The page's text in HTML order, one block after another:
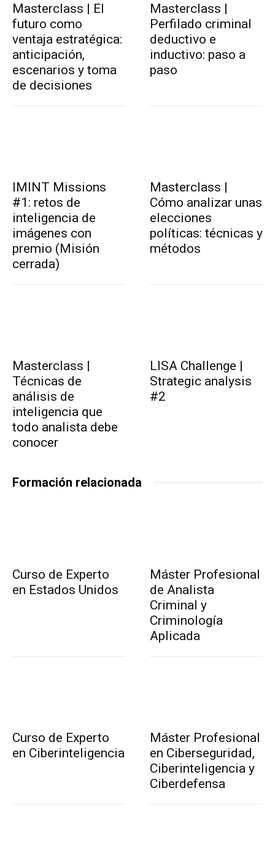
Masterclass | El
futuro como
ventaja estratégica:
anticipación,
escenarios y toma
de decisiones
Masterclass |
Perfilado criminal
deductivo e
inductivo: paso a
paso
IMINT Missions
#1: retos de
inteligencia de
imágenes con
premio (Misión
cerrada)
Masterclass |
Cómo analizar unas
elecciones
políticas: técnicas y
métodos
Masterclass |
Técnicas de
análisis de
inteligencia que
todo analista debe
conocer
LISA Challenge |
Strategic analysis
#2
Formación relacionada
Curso de Experto
en Estados Unidos
Máster Profesional
de Analista
Criminal y
Criminología
Aplicada
Curso de Experto
en Ciberinteligencia
Máster Profesional
en Ciberseguridad,
Ciberinteligencia y
Ciberdefensa